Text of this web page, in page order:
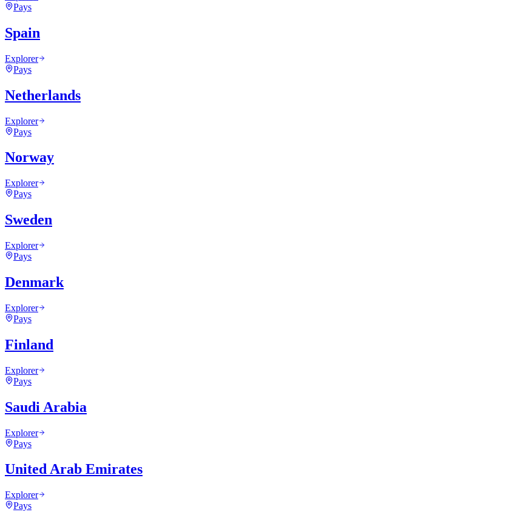
Pays
Spain
Explorer
Pays
Netherlands
Explorer
Pays
Norway
Explorer
Pays
Sweden
Explorer
Pays
Denmark
Explorer
Pays
Finland
Explorer
Pays
Saudi Arabia
Explorer
Pays
United Arab Emirates
Explorer
Pays